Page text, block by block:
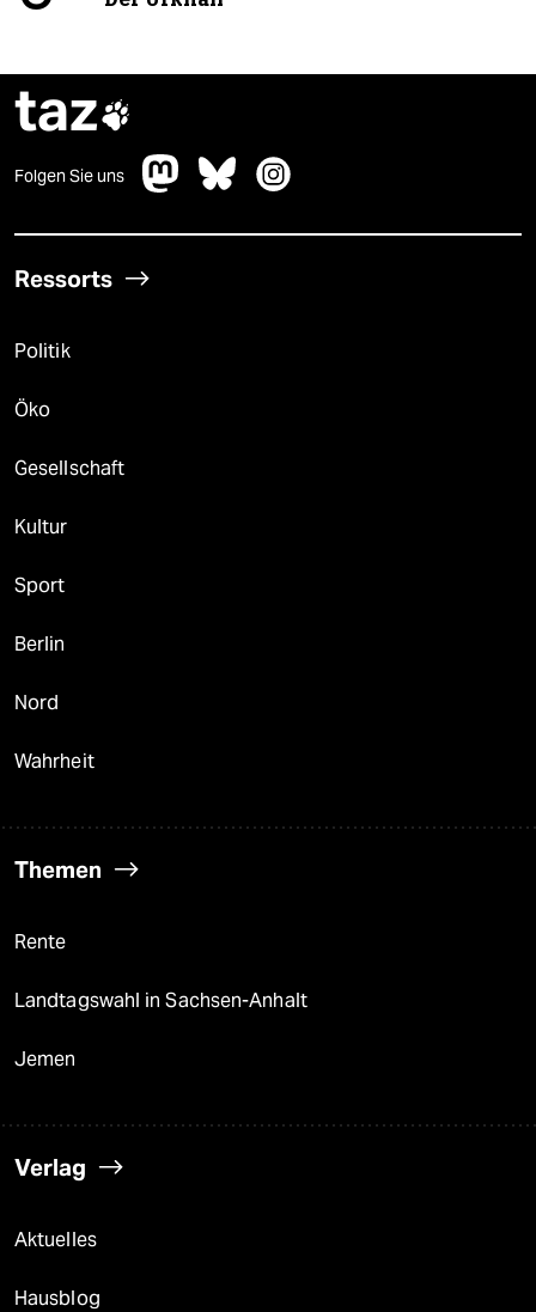
taz
Folgen Sie uns
Ressorts
Politik
Öko
Gesellschaft
Kultur
Sport
Berlin
Nord
Wahrheit
Themen
Rente
Landtagswahl in Sachsen-Anhalt
Jemen
Verlag
Aktuelles
Hausblog